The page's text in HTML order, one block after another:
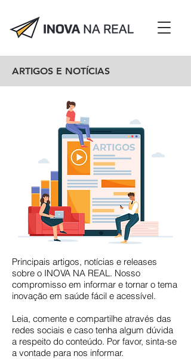
ARTIGOS E NOTÍCIAS
Principais artigos, notícias e releases
sobre o INOVA NA REAL. Nosso
compromisso em informar e tornar o tema
inovação em saúde fácil e acessível.
Leia, comente e compartilhe através das
redes sociais e caso tenha algum dúvida
a respeito do conteúdo. Por favor, sinta-se
a vontade para nos informar.